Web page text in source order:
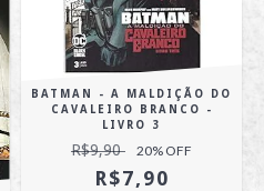
BATMAN - A MALDIÇÃO DO
CAVALEIRO BRANCO -
LIVRO 3
R$9,90 20% OFF
R$7,90